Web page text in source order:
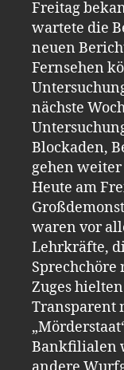
Freitag
wartete die
neuen
Fernsehen
nächste
Blockaden,
gehen weiter
Heute am
waren vor
Lehrkräfte,
Sprechchöre
Zuges
Transparent
Bankfilialen